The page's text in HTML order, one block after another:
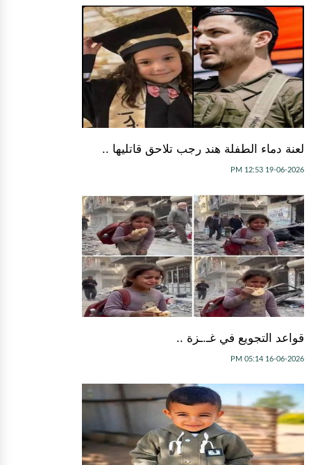
لعنة دماء الطفلة هند رجب تلاحق قاتليها ..
19-06-2026 12:53 PM
قواعد التجويع في غـ.ـزة ..
16-06-2026 05:14 PM